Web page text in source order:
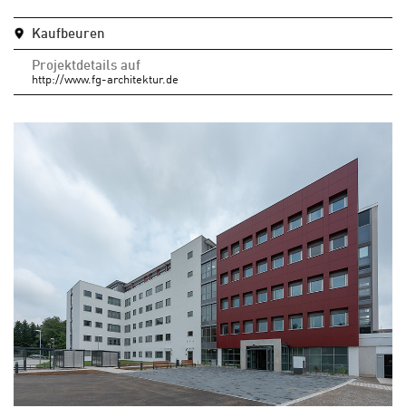
Kaufbeuren
Projektdetails auf
http://www.fg-architektur.de